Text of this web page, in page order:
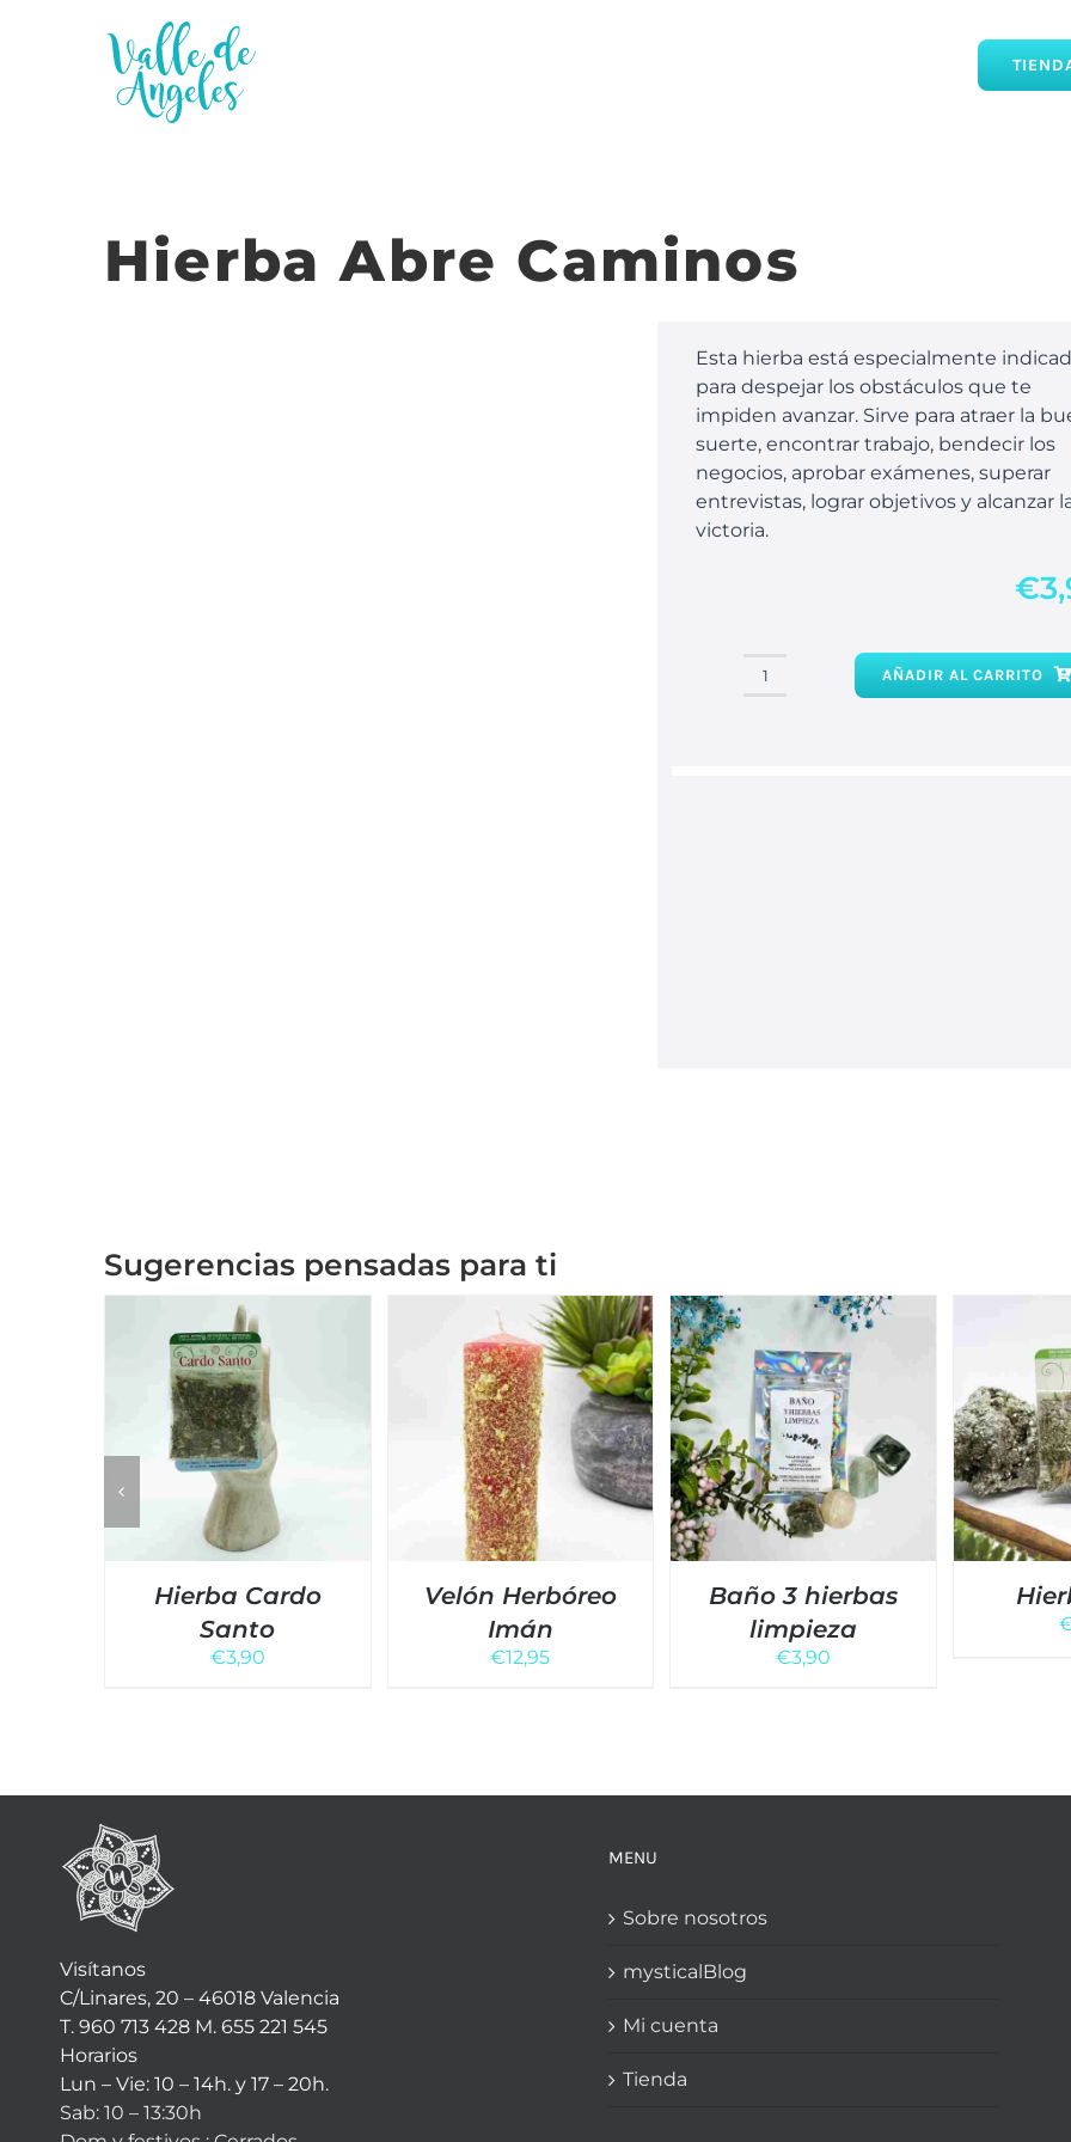
Hierba Abre Caminos
Esta hierba está especialmente
para despejar los obstáculos que te
impiden avanzar. Sirve para atraer la
suerte, encontrar trabajo, bendecir los
negocios, aprobar exámenes, superar
entrevistas, lograr objetivos y alcanzar
victoria.
€
Hierba
AÑADIR AL CARRITO
Sugerencias pensadas para ti
Hierba Cardo
Santo
€3,90
Velón Herbóreo
Imán
€12,95
Baño 3 hierbas
limpieza
€3,90
Visítanos
C/Linares, 20 – 46018 Valencia
T. 960 713 428 M. 655 221 545
Horarios
Lun – Vie: 10 – 14h. y 17 – 20h.
Sab: 10 – 13:30h
MENU
Sobre nosotros
mysticalBlog
Mi cuenta
Tienda